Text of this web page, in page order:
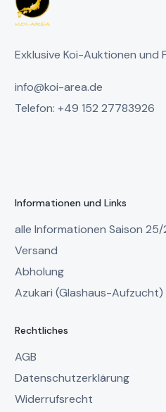
Exklusive Koi-Auktionen und
info@koi-area.de
Telefon: +49 152 27783926
Informationen und Links
alle Informationen Saison 25/
Versand
Abholung
Azukari (Glashaus-Aufzucht)
Rechtliches
AGB
Datenschutzerklärung
Widerrufsrecht